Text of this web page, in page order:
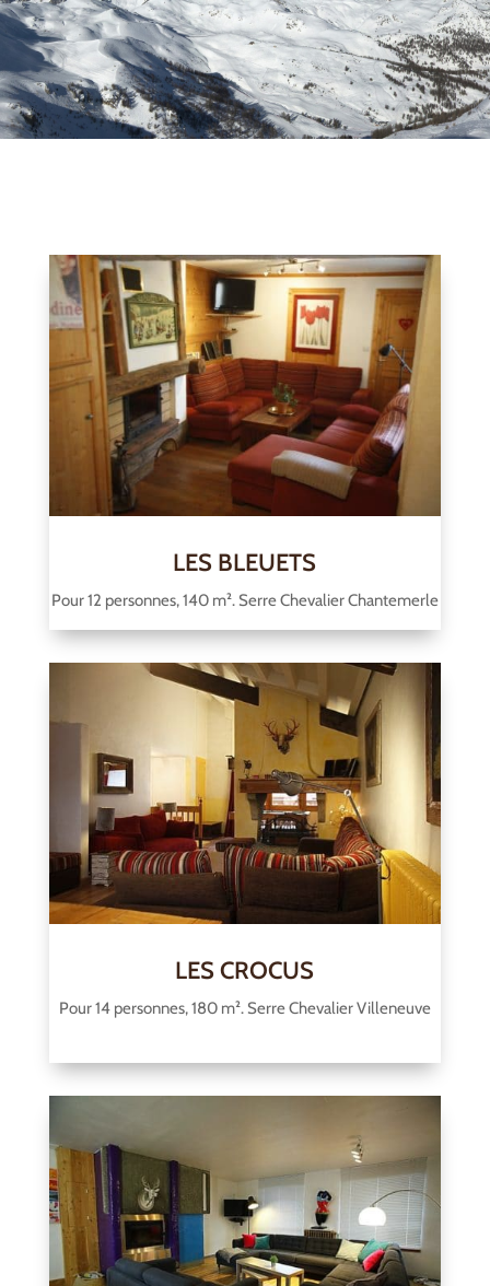
LES BLEUETS
Pour 12 personnes, 140 m². Serre Chevalier Chantemerle
LES CROCUS
Pour 14 personnes, 180 m². Serre Chevalier Villeneuve